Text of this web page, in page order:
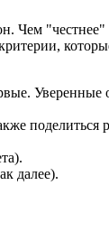
Чем
которые
далее).